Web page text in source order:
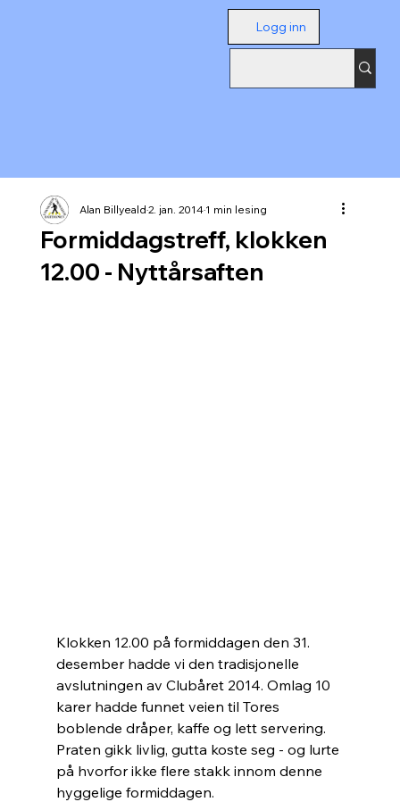
Logg inn
Formiddagstreff, klokken
12.00 - Nyttårsaften
Alan Billyeald2. jan. 20141 min lesing
Klokken 12.00 på formiddagen den 31.
desember hadde vi den tradisjonelle
avslutningen av Clubåret 2014. Omlag 10
karer hadde funnet veien til Tores
boblende dråper, kaffe og lett servering.
Praten gikk livlig, gutta koste seg - og lurte
på hvorfor ikke flere stakk innom denne
hyggelige formiddagen.